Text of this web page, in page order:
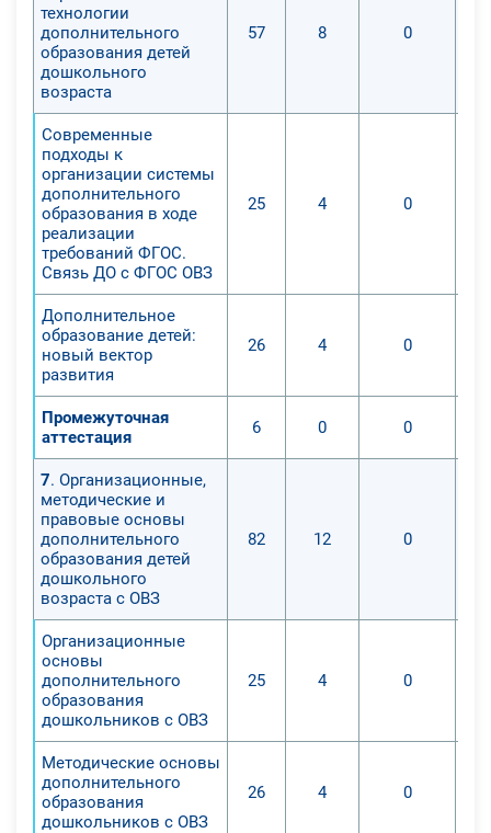
технологии
дополнительного
образования детей
дошкольного
возраста
57 8 0
Современные
подходы к
организации системы
дополнительного
образования в ходе
реализации
требований ФГОС.
Связь ДО с ФГОС ОВЗ
25 4 0
Дополнительное
образование детей:
новый вектор
развития
26 4 0
Промежуточная
аттестация
6 0 0
7. Организационные,
методические и
правовые основы
дополнительного
образования детей
дошкольного
возраста с ОВЗ
82 12 0
Организационные
основы
дополнительного
образования
дошкольников с ОВЗ
25 4 0
Методические основы
дополнительного
образования
дошкольников с ОВЗ
26 4 0